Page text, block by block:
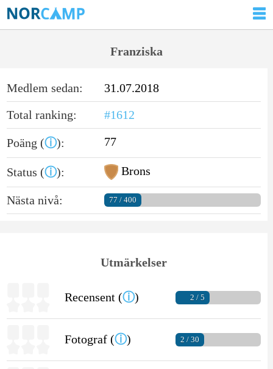
Franziska
Medlem sedan:
31.07.2018
Total ranking:
#1612
Poäng (ⓘ): 77
Status (ⓘ): Brons
Nästa nivå: 77 / 400
Utmärkelser
Recensent (ⓘ) 2 / 5
Fotograf (ⓘ) 2 / 30